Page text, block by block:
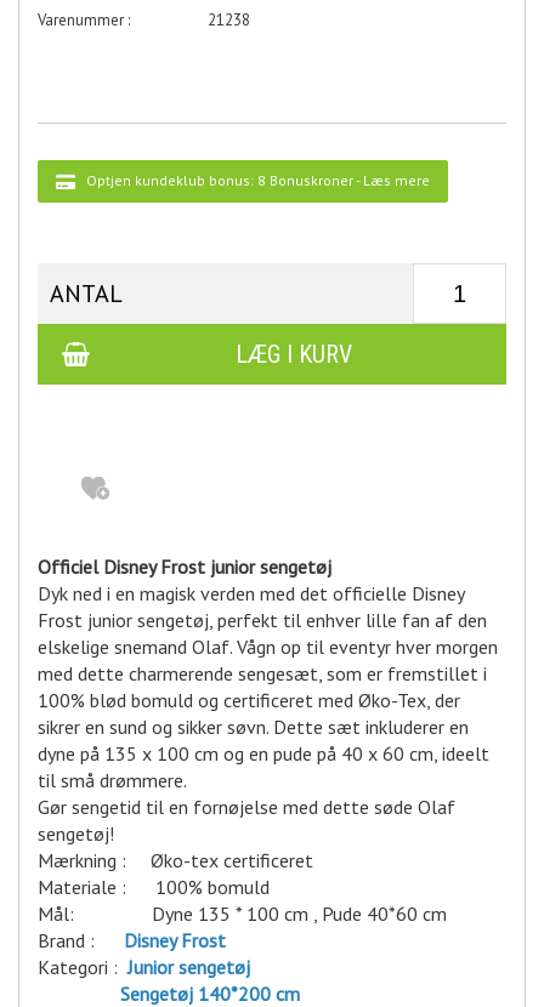
21238
Optjen kundeklub bonus: 8 Bonuskroner- Læs mere
ANTAL
Officiel Disney Frost junior sengetøj
Dyk ned i en magisk verden med det officielle Disney
Frost junior sengetøj, perfekt til enhver lille fan af den
elskelige snemand Olaf. Vågn op til eventyr hver morgen
med dette charmerende sengesæt, som er fremstillet i
100% blød bomuld og certificeret med Øko-Tex, der
sikrer en sund og sikker søvn. Dette sæt inkluderer en
dyne på 135 x 100 cm og en pude på 40 x 60 cm, ideelt
til små drømmere.
Gør sengetid til en fornøjelse med dette søde Olaf
sengetøj!
Mærkning : Øko-tex certificeret
Materiale : 100% bomuld
Mål: Dyne 135 * 100 cm , Pude 40*60 cm
Brand : Disney Frost
Kategori :Junior sengetøj
Sengetøj 140*200 cm